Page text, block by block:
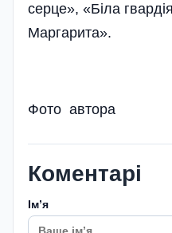
серце», «Біла
Маргарита».
Фото автора
Коментарі
Імʼя